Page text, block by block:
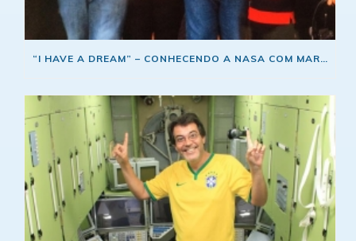
“I HAVE A DREAM” – CONHECENDO A NASA COM MARCOS PONTES